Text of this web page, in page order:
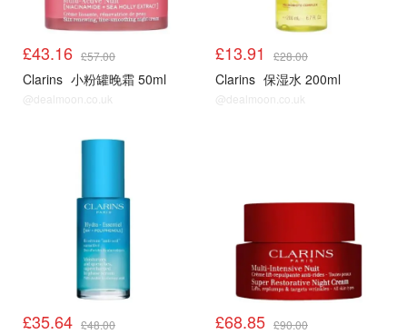
£43.16 £57.00
Clarins 小粉罐晚霜 50ml
@dealmoon.co.uk
£13.91 £28.00
Clarins 保湿水 200ml
@dealmoon.co.uk
£35.64 £48.00 £68.85 £90.00